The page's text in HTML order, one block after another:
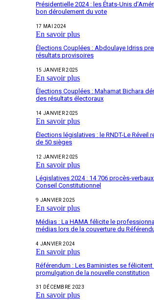
Présidentielle 2024 : les États-Unis
bon déroulement du vote
17 MAI 2024
En savoir plus
Élections Couplées : Abdoulaye Idriss
résultats provisoires
15 JANVIER 2025
En savoir plus
Élections Couplées : Mahamat Bichara
des résultats électoraux
14 JANVIER 2025
En savoir plus
Élections législatives : le RNDT-Le Réveil
de 50 sièges
12 JANVIER 2025
En savoir plus
Législatives 2024 : 14 706 procès-
Conseil Constitutionnel
9 JANVIER 2025
En savoir plus
Médias : La HAMA félicite le
médias lors de la couverture du
4 JANVIER 2024
En savoir plus
Référendum : Les Baministes se félicitent
promulgation de la nouvelle constitution
31 DÉCEMBRE 2023
En savoir plus